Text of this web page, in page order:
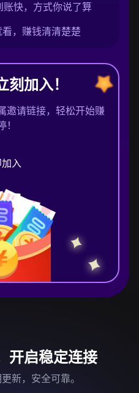
快，方式你说了算
，赚钱清清楚楚
刻加入！
邀请链接，轻松开始赚
！
入
开启稳定连接
新，安全可靠。